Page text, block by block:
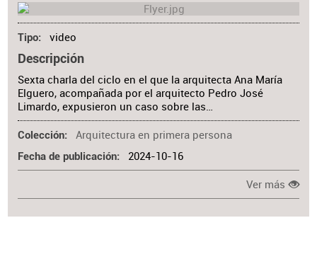
Tipo video
Descripción
Sexta charla del ciclo en el que la arquitecta Ana María
Elguero, acompañada por el arquitecto Pedro José
Limardo, expusieron un caso sobre las…
Colección Arquitectura en primera persona
Fecha de publicación 2024-10-16
Ver más